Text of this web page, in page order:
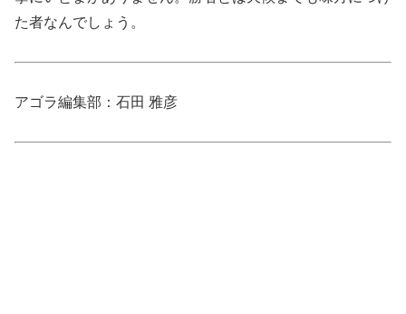
た者なんでしょう。
アゴラ編集部：石田 雅彦